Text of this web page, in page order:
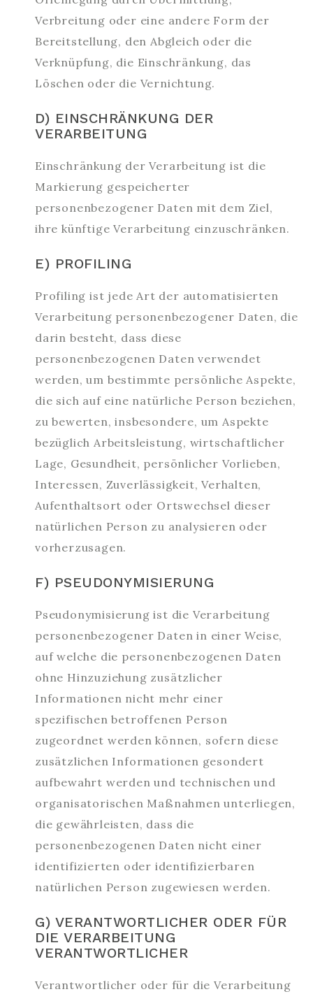
Verbreitung oder eine andere Form der
Bereitstellung, den Abgleich oder die
Verknüpfung, die Einschränkung, das
Löschen oder die Vernichtung.
D) EINSCHRÄNKUNG DER
VERARBEITUNG
Einschränkung der Verarbeitung ist die
Markierung gespeicherter
personenbezogener Daten mit dem Ziel,
ihre künftige Verarbeitung einzuschränken.
E) PROFILING
Profiling ist jede Art der automatisierten
Verarbeitung personenbezogener Daten, die
darin besteht, dass diese
personenbezogenen Daten verwendet
werden, um bestimmte persönliche Aspekte,
die sich auf eine natürliche Person beziehen,
zu bewerten, insbesondere, um Aspekte
bezüglich Arbeitsleistung, wirtschaftlicher
Lage, Gesundheit, persönlicher Vorlieben,
Interessen, Zuverlässigkeit, Verhalten,
Aufenthaltsort oder Ortswechsel dieser
natürlichen Person zu analysieren oder
vorherzusagen.
F) PSEUDONYMISIERUNG
Pseudonymisierung ist die Verarbeitung
personenbezogener Daten in einer Weise,
auf welche die personenbezogenen Daten
ohne Hinzuziehung zusätzlicher
Informationen nicht mehr einer
spezifischen betroffenen Person
zugeordnet werden können, sofern diese
zusätzlichen Informationen gesondert
aufbewahrt werden und technischen und
organisatorischen Maßnahmen unterliegen,
die gewährleisten, dass die
personenbezogenen Daten nicht einer
identifizierten oder identifizierbaren
natürlichen Person zugewiesen werden.
G) VERANTWORTLICHER ODER FÜR
DIE VERARBEITUNG
VERANTWORTLICHER
Verantwortlicher oder für die Verarbeitung